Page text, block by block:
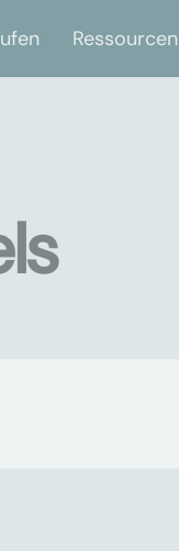
Ressourcen